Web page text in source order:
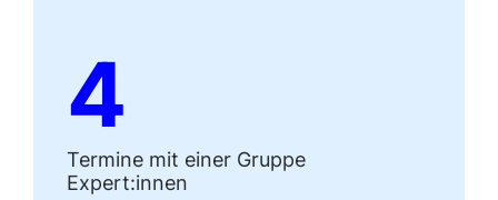
4
Termine mit einer Gruppe
Expert:innen